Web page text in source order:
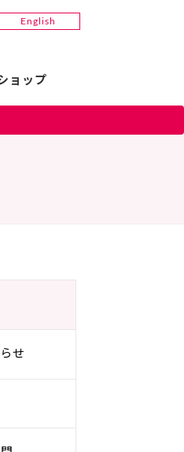
ョップ
English
せ